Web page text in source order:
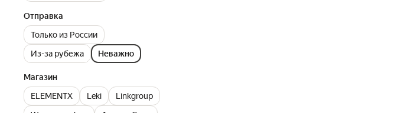
Отправка
Только из России
Из-за рубежа
Неважно
Магазин
ELEMENTX
Leki
Linkgroup